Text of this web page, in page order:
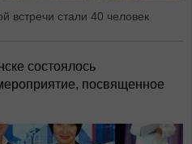
встречи стали 40 человек
состоялось
посвященное